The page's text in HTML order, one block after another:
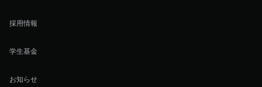
採用情報
学生基金
お知らせ